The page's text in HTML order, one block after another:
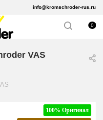
info@kromschroder-rus.ru
0
VAS
100% Оригинал